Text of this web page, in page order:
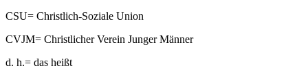
CSU= Christlich-Soziale Union
CVJM= Christlicher Verein Junger Männer
d. h.= das heißt